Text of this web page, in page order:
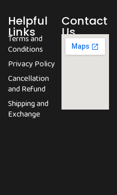
Helpful
Links
Terms and
Conditions
Privacy Policy
Cancellation
and Refund
Shipping and
Exchange
Contact
Us